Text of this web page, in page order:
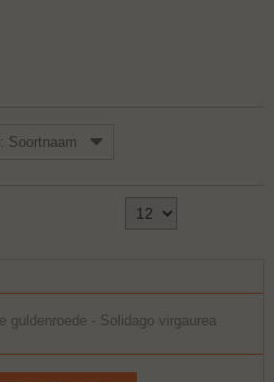
Soortnaam
guldenroede - Solidago virgaurea